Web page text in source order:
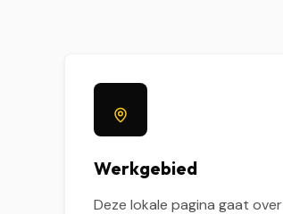
Werkgebied
Deze lokale pagina gaat over